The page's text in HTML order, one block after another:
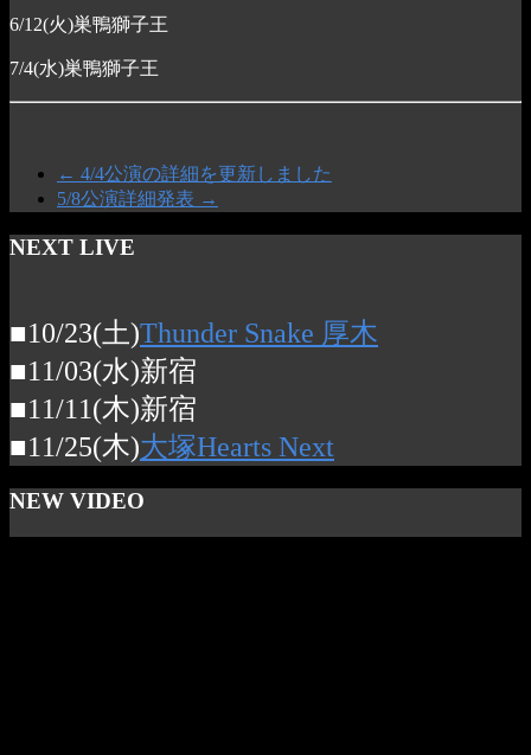
6/12(火)巣鴨獅子王
7/4(水)巣鴨獅子王
← 4/4公演の詳細を更新しました
5/8公演詳細発表 →
NEXT LIVE
■10/23(土)Thunder Snake 厚木
■11/03(水)新宿
■11/11(木)新宿
■11/25(木)大塚Hearts Next
NEW VIDEO